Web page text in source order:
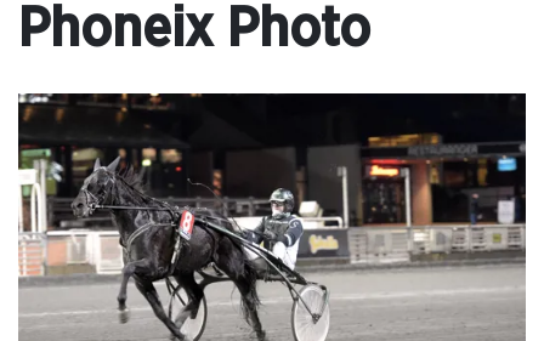
Phoneix Photo